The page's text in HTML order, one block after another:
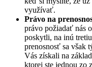
využívať.
Právo na
právo požiadať nás
poskytli, na inú
prenosnosť sa však
Vás získali na
ktorej ste jednou zo